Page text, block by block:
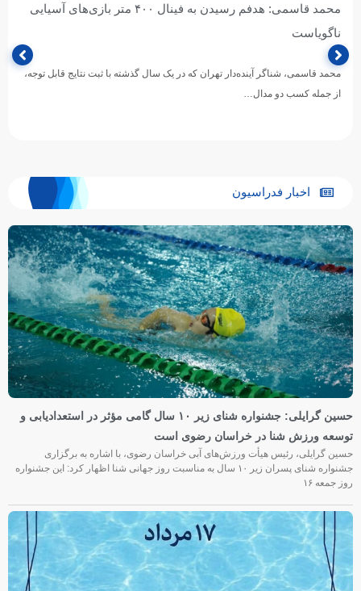
محمد قاسمی: هدفم رسیدن به فینال ۴۰۰ متر بازی‌های آسیایی
ناگویاست
محمد قاسمی، شناگر آینده‌دار تهران که در یک سال گذشته با ثبت نتایج قابل توجه،
از جمله کسب دو مدال…
اخبار فدراسیون
حسین گرایلی: جشنواره شنای زیر ۱۰ سال گامی مؤثر در استعدادیابی و
توسعه ورزش شنا در خراسان رضوی است
حسین گرایلی، رئیس هیأت ورزش‌های آبی خراسان رضوی، با اشاره به برگزاری
جشنواره شنای پسران زیر ۱۰ سال به مناسبت روز جهانی شنا اظهار کرد: این جشنواره
روز جمعه‌ ۱۶